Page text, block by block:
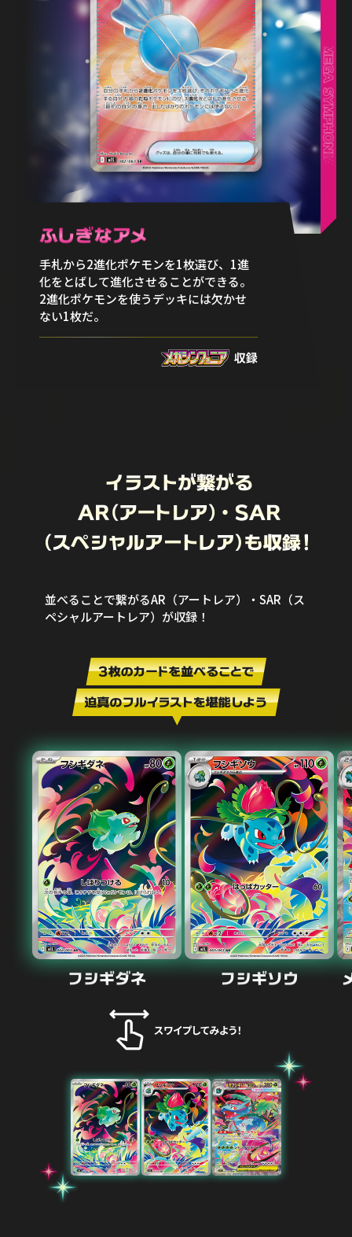
手札から2進化ポケモンを1枚選び、1進
化をとばして進化させることができる。
2進化ポケモンを使うデッキには欠かせ
ない1枚だ。
並べることで繋がるAR（アートレア）・SAR（ス
ペシャルアートレア）が収録！